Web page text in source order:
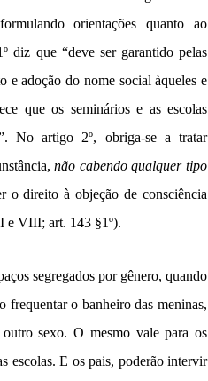
orientações quanto ao
diz que “deve ser garantido pelas
e adoção do nome social àqueles e
que os seminários e as escolas
No artigo 2º, obriga-se a tratar
não cabendo qualquer tipo
o direito à objeção de consciência
e VIII; art. 143 §1º).
segregados por gênero, quando
frequentar o banheiro das meninas,
sexo. O mesmo vale para os
escolas. E os pais, poderão intervir